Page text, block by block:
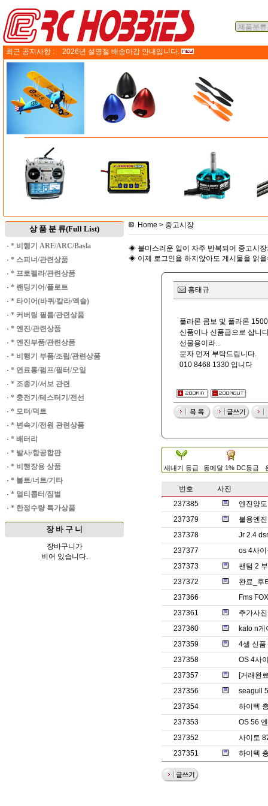
최근 공지사항 : 2026년 설명절 배송마감 안내입니다.
상 품 분 류(Full List)
· * 비행기 ARF/ARC/Basla
· * 스피너/관련상품
· * 프로펠라/관련상품
· * 랜딩기어/플로트
· * 타이어(바퀴/칼라/엑슬)
· * 커버링 필름/관련상품
· * 엔진/관련상품
· * 엔진부품/관련상품
· * 비행기 부품/조립/관련상품
· * 연료통/펌프/필터/오일
· * 조종기/서보 관련
· * 충전기/테스터기/전선
· * 모터/덕트
· * 변속기/전원 관련상품
· * 배터리
· * 발사/항공합판
· * 비행장용 상품
· * 볼트/너트/기타
· * 멀티콥터/짐벌
· * 한정수량 특가상품
장 바 구 니
장바구니가
비어 있습니다.
Home > 중고시장
◈ 불미스러운 일이 자주 반복되어 중고시
◈ 이제 로그인을 하지않아도 게시물을 읽
홍태규
폴라론 콤보 및 폴라론
신품이나 신품급으로 삽니
선물용이라...
문자 먼저 부탁드립니다.
010 8468 1330 입니다
새내기 등급 동메달 1% DC등급
번호
사진
237385
엔진양
237379
불용엔
237378
Jr 2.4
237377
os 4사
237373
팬텀 2
237372
완료_후
237366
Fms
237361
추가사진
237360
kato n게
237359
4셀 신품
237358
OS 4사
237357
[거래완
237356
seagull
237354
하이텍
237353
OS 56
237352
사이토
237351
하이텍